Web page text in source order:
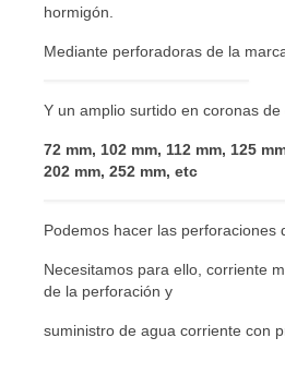
hormigón.
Mediante perforadoras de la
Y un amplio surtido en coronas
72 mm, 102 mm, 112 mm, 125
202 mm, 252 mm, etc
Podemos hacer las perforaciones
Necesitamos para ello, corriente
de la perforación y
suministro de agua corriente con